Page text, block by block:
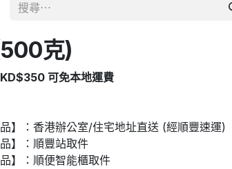
克)
可免本地運費
】：香港辦公室/住宅地址直送 (經順豐速運)
】：順豐站取件
】：順便智能櫃取件